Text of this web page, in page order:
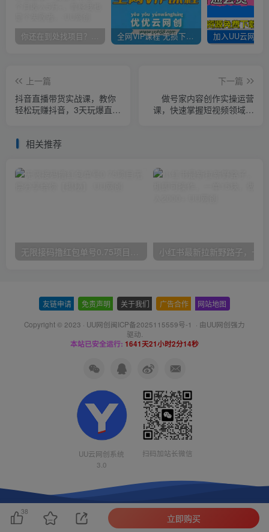
你还在到处找项目？还在当韭菜？我靠卖项目一个月收入5万+，曾经我也是个失败者。 全网VIP课程 无损下载~
上一篇
抖音直播带货实战课，教你
轻松玩赚抖音，3天玩爆直播
下一篇
做号家内容创作实操运营
课，快速掌握短视频领域，
相关推荐
无限接码撸红包单号0.75项目无偿分享给你【揭秘】
友链申请 免责声明 关于我们 广告合作 网站地图
Copyright © 2023 · UU网创闽ICP备2025115559号-1 · 由UU网创强力
驱动.
本站已安全运行: 1641天21小时2分15秒
UU云网创系统
3.0
扫码加站长微信
38
立即购买